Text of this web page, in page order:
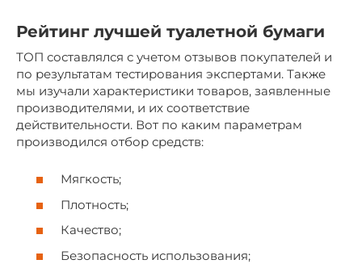
Рейтинг лучшей туалетной бумаги
ТОП составлялся с учетом отзывов покупателей и
по результатам тестирования экспертами. Также
мы изучали характеристики товаров, заявленные
производителями, и их соответствие
действительности. Вот по каким параметрам
производился отбор средств:
Мягкость;
Плотность;
Качество;
Безопасность использования;